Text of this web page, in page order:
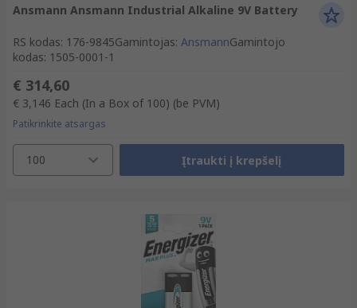
Ansmann Ansmann Industrial Alkaline 9V Battery
RS kodas: 176-9845Gamintojas: AnsmannGamintojo
kodas: 1505-0001-1
€ 314,60
€ 3,146 Each (In a Box of 100) (be PVM)
Patikrinkite atsargas
100 Įtraukti į krepšelį